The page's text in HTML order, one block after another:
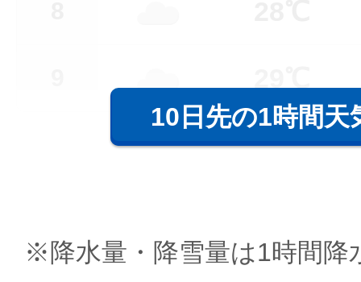
10日先の1時間天
※降水量・降雪量は1時間降